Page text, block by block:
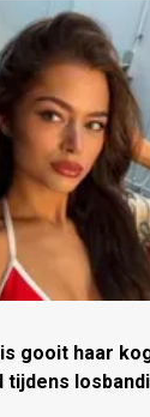
gooit haar